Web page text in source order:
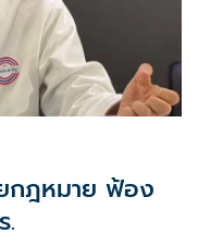
กฎหมาย ฟ้อง
.